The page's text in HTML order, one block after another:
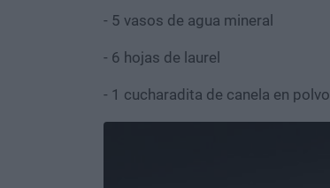
- 5 vasos de agua mineral
- 6 hojas de laurel
- 1 cucharadita de canela en polvo